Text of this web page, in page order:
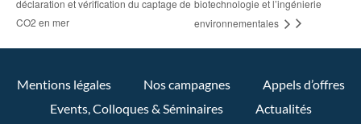
déclaration et vérification du captage de
CO2 en mer
biotechnologie et l’ingénierie
environnementales
Mentions légales Nos campagnes
Appels d’offres
Events, Colloques & Séminaires
Actualités